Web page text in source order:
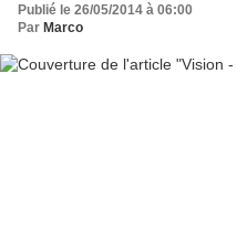
Publié le 26/05/2014 à 06:00
Par Marco